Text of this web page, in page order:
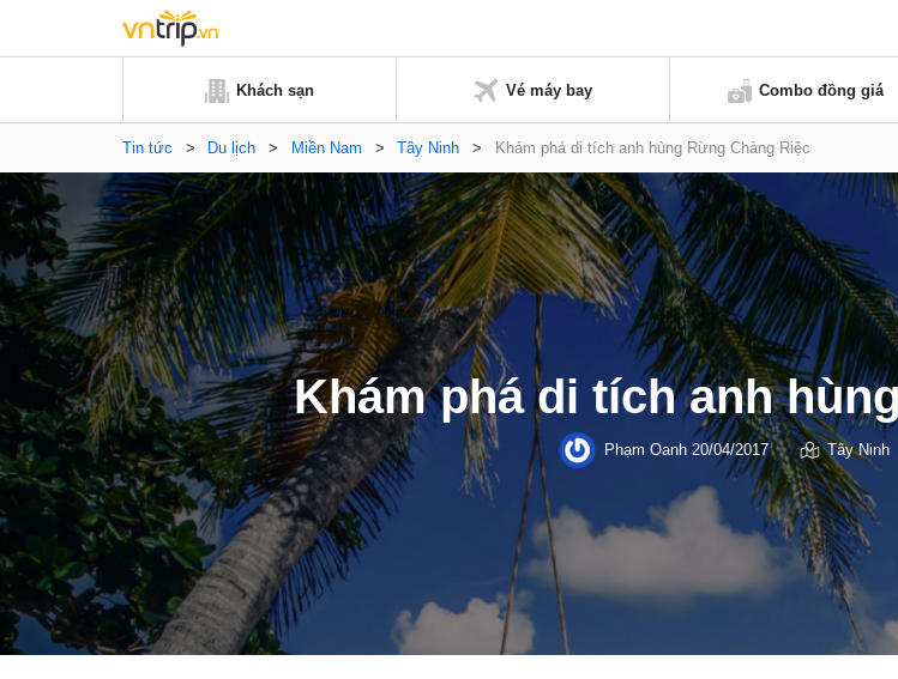
Khách sạn Vé máy bay Combo đồng giá
Tin tức > Du lịch > Miền Nam > Tây Ninh > Khám phá di tích anh hùng Rừng Chàng Riệc
Khám phá di tích anh
Phạm Oanh20/04/2017 Tây Ninh